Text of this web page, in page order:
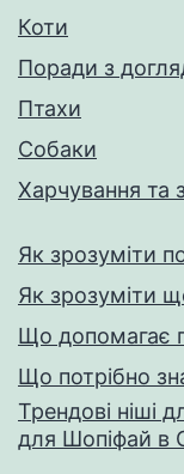
Коти
Поради з
Птахи
Собаки
Харчування та
Як зрозуміти
Як зрозуміти
Що допомагає
Що потрібно
Трендові ніші
для Шопіфай в